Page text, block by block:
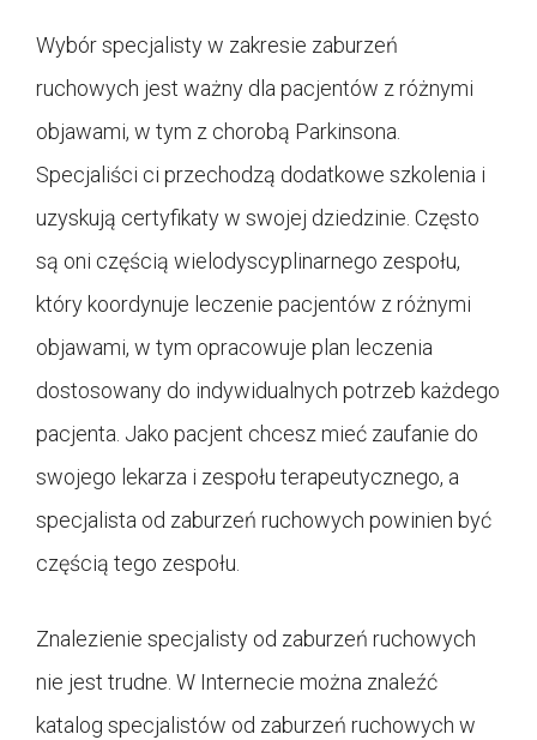
Wybór specjalisty w zakresie zaburzeń
ruchowych jest ważny dla pacjentów z różnymi
objawami, w tym z chorobą Parkinsona.
Specjaliści ci przechodzą dodatkowe szkolenia i
uzyskują certyfikaty w swojej dziedzinie. Często
są oni częścią wielodyscyplinarnego zespołu,
który koordynuje leczenie pacjentów z różnymi
objawami, w tym opracowuje plan leczenia
dostosowany do indywidualnych potrzeb każdego
pacjenta. Jako pacjent chcesz mieć zaufanie do
swojego lekarza i zespołu terapeutycznego, a
specjalista od zaburzeń ruchowych powinien być
częścią tego zespołu.
Znalezienie specjalisty od zaburzeń ruchowych
nie jest trudne. W Internecie można znaleźć
katalog specjalistów od zaburzeń ruchowych w